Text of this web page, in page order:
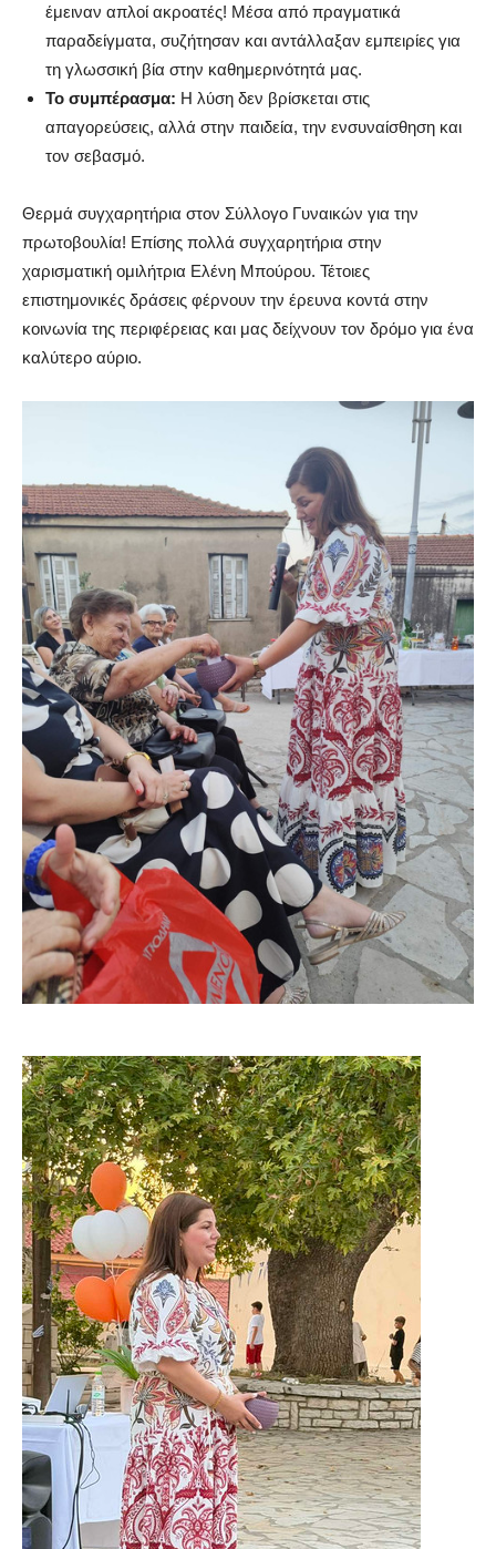
έμειναν απλοί ακροατές! Μέσα από πραγματικά
παραδείγματα, συζήτησαν και αντάλλαξαν εμπειρίες για
τη γλωσσική βία στην καθημερινότητά μας.
Το συμπέρασμα: Η λύση δεν βρίσκεται στις
απαγορεύσεις, αλλά στην παιδεία, την ενσυναίσθηση και
τον σεβασμό.
Θερμά συγχαρητήρια στον Σύλλογο Γυναικών για την
πρωτοβουλία! Επίσης πολλά συγχαρητήρια στην
χαρισματική ομιλήτρια Ελένη Μπούρου. Τέτοιες
επιστημονικές δράσεις φέρνουν την έρευνα κοντά στην
κοινωνία της περιφέρειας και μας δείχνουν τον δρόμο για ένα
καλύτερο αύριο.